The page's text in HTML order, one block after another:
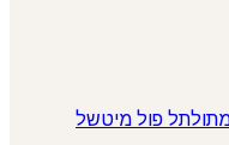
פול מיטשל